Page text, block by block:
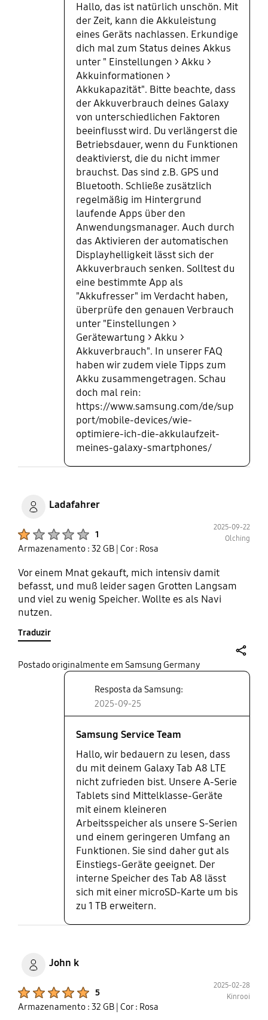
Hallo, das ist natürlich unschön. Mit
der Zeit, kann die Akkuleistung
eines Geräts nachlassen. Erkundige
dich mal zum Status deines Akkus
unter " Einstellungen > Akku >
Akkuinformationen >
Akkukapazität". Bitte beachte, dass
der Akkuverbrauch deines Galaxy
von unterschiedlichen Faktoren
beeinflusst wird. Du verlängerst die
Betriebsdauer, wenn du Funktionen
deaktivierst, die du nicht immer
brauchst. Das sind z.B. GPS und
Bluetooth. Schließe zusätzlich
regelmäßig im Hintergrund
laufende Apps über den
Anwendungsmanager. Auch durch
das Aktivieren der automatischen
Displayhelligkeit lässt sich der
Akkuverbrauch senken. Solltest du
eine bestimmte App als
"Akkufresser" im Verdacht haben,
überprüfe den genauen Verbrauch
unter "Einstellungen >
Gerätewartung > Akku >
Akkuverbrauch". In unserer FAQ
haben wir zudem viele Tipps zum
Akku zusammengetragen. Schau
doch mal rein:
https://www.samsung.com/de/sup
port/mobile-devices/wie-
optimiere-ich-die-akkulaufzeit-
meines-galaxy-smartphones/
Ladafahrer
1
2025-09-22
Olching
Armazenamento : 32 GB | Cor : Rosa
Vor einem Mnat gekauft, mich intensiv damit
befasst, und muß leider sagen Grotten Langsam
und viel zu wenig Speicher. Wollte es als Navi
nutzen.
Traduzir
Postado originalmente em Samsung Germany
Resposta da Samsung:
2025-09-25
Samsung Service Team
Hallo, wir bedauern zu lesen, dass
du mit deinem Galaxy Tab A8 LTE
nicht zufrieden bist. Unsere A-Serie
Tablets sind Mittelklasse-Geräte
mit einem kleineren
Arbeitsspeicher als unsere S-Serien
und einem geringeren Umfang an
Funktionen. Sie sind daher gut als
Einstiegs-Geräte geeignet. Der
interne Speicher des Tab A8 lässt
sich mit einer microSD-Karte um bis
zu 1 TB erweitern.
John k
5
2025-02-28
Kinrooi
Armazenamento : 32 GB | Cor : Rosa